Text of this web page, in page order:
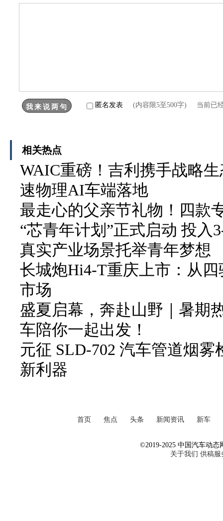
匿名发表 (内容限5至500字) 当前已
相关热点
WAIC重磅！吉利携手战略
速物理AI车端落地
最走心的父亲节礼物！四款
“芯青年计划”正式启动 投入
真实产业场景托举青年梦想
长城炮Hi4-T重庆上市：从
市场
盛夏启幕，奔赴山野｜暑期
车陪你一起出发！
元征 SLD-702 汽车管道烟
新利器
首页 焦点 头条 新闻资讯 新车
©2019-2025 中国汽车动态
关于我们 供稿服